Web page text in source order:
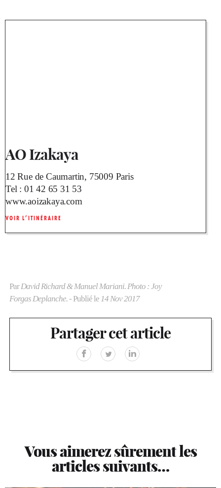
AO Izakaya
12 Rue de Caumartin, 75009 Paris
Tel : 01 42 65 31 53
www.aoizakaya.com
VOIR L’ITINÉRAIRE
ParDavid Richard & Manuel Mariani. Photo : Joy
Forgas Deplanche.- Publié le 14 Nov 2017
Partager cet article
Vous aimerez sûrement les
articles suivants…